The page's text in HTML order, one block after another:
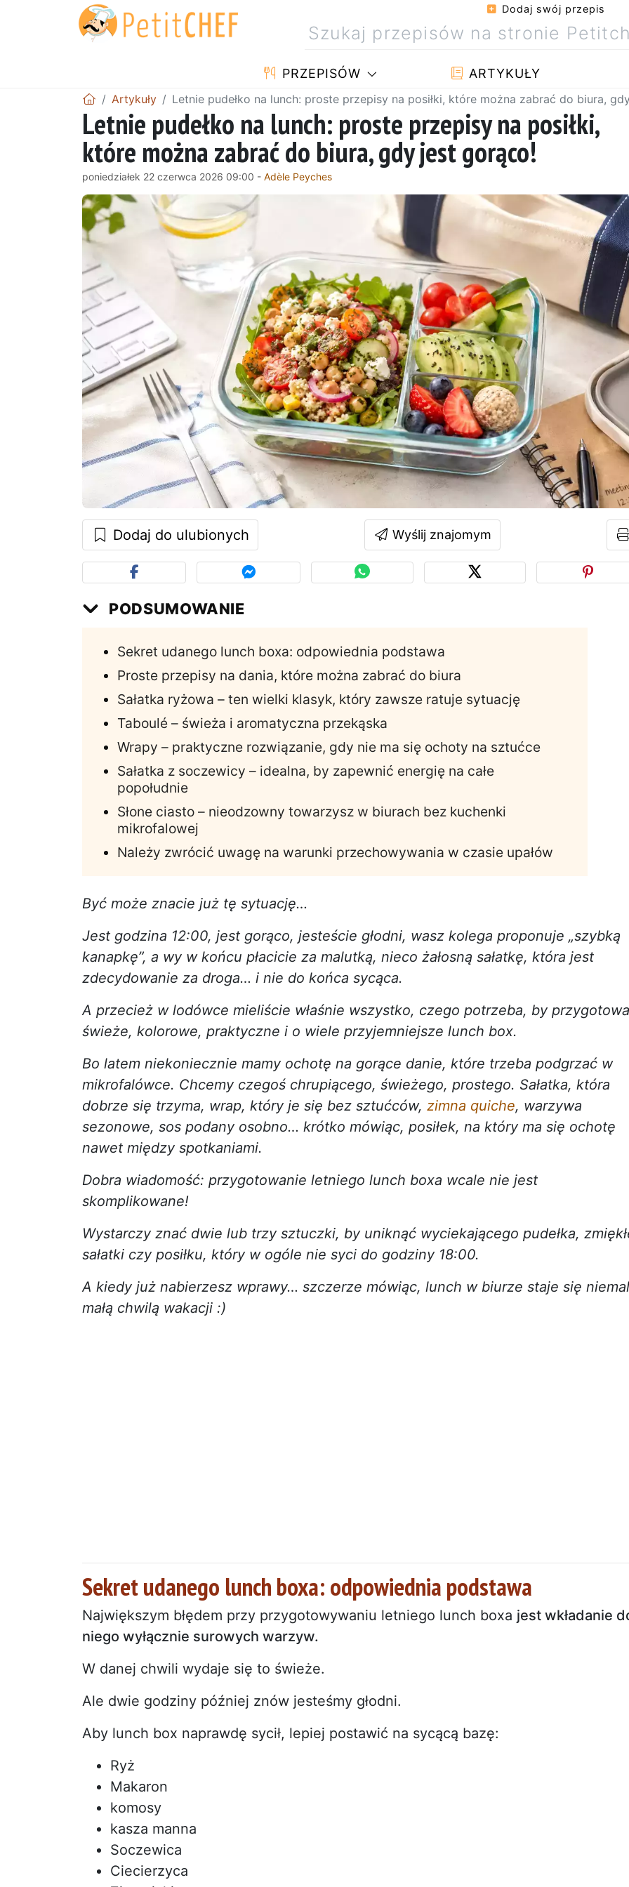
Dodaj swój przepis
PRZEPISÓW ARTYKUŁY
Artykuły Letnie pudełko na lunch: proste przepisy na posiłki, które można zabrać do biura,
Letnie pudełko na lunch: proste przepisy na posiłki,
które można zabrać do biura, gdy jest gorąco!
poniedziałek 22 czerwca 2026 09:00 - Adèle Peyches
Dodaj do ulubionych Wyślij znajomym
PODSUMOWANIE
Sekret udanego lunch boxa: odpowiednia podstawa
Proste przepisy na dania, które można zabrać do biura
Sałatka ryżowa – ten wielki klasyk, który zawsze ratuje sytuację
Taboulé – świeża i aromatyczna przekąska
Wrapy – praktyczne rozwiązanie, gdy nie ma się ochoty na sztućce
Sałatka z soczewicy – idealna, by zapewnić energię na całe
popołudnie
Słone ciasto – nieodzowny towarzysz w biurach bez kuchenki
mikrofalowej
Należy zwrócić uwagę na warunki przechowywania w czasie upałów
Być może znacie już tę sytuację…
Jest godzina 12:00, jest gorąco, jesteście głodni, wasz kolega proponuje „szybką
kanapkę”, a wy w końcu płacicie za malutką, nieco żałosną sałatkę, która jest
zdecydowanie za droga… i nie do końca sycąca.
A przecież w lodówce mieliście właśnie wszystko, czego potrzeba, by
świeże, kolorowe, praktyczne i o wiele przyjemniejsze lunch box.
Bo latem niekoniecznie mamy ochotę na gorące danie, które trzeba podgrzać w
mikrofalówce. Chcemy czegoś chrupiącego, świeżego, prostego. Sałatka, która
dobrze się trzyma, wrap, który je się bez sztućców, zimna quiche, warzywa
sezonowe, sos podany osobno… krótko mówiąc, posiłek, na który ma się ochotę
nawet między spotkaniami.
Dobra wiadomość: przygotowanie letniego lunch boxa wcale nie jest
skomplikowane!
Wystarczy znać dwie lub trzy sztuczki, by uniknąć wyciekającego pudełka,
sałatki czy posiłku, który w ogóle nie syci do godziny 18:00.
A kiedy już nabierzesz wprawy… szczerze mówiąc, lunch w biurze staje się niemal
małą chwilą wakacji :)
Sekret udanego lunch boxa: odpowiednia podstawa
Największym błędem przy przygotowywaniu letniego lunch boxa jest wkładanie
niego wyłącznie surowych warzyw.
W danej chwili wydaje się to świeże.
Ale dwie godziny później znów jesteśmy głodni.
Aby lunch box naprawdę sycił, lepiej postawić na sycącą bazę:
Ryż
Makaron
komosy
kasza manna
Soczewica
Ciecierzyca